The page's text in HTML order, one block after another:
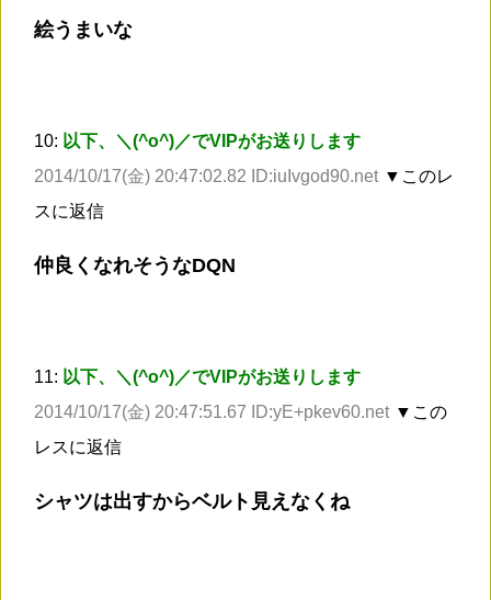
絵うまいな
10: 以下、＼(^o^)／でVIPがお送りします
2014/10/17(金) 20:47:02.82 ID:iuIvgod90.net ▼このレ
スに返信
仲良くなれそうなDQN
11: 以下、＼(^o^)／でVIPがお送りします
2014/10/17(金) 20:47:51.67 ID:yE+pkev60.net ▼この
レスに返信
シャツは出すからベルト見えなくね